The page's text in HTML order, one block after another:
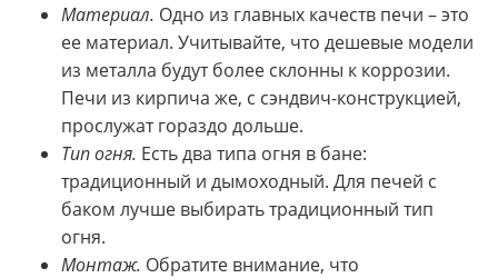
Материал. Одно из главных качеств печи – это
ее материал. Учитывайте, что дешевые модели
из металла будут более склонны к коррозии.
Печи из кирпича же, с сэндвич-конструкцией,
прослужат гораздо дольше.
Тип огня. Есть два типа огня в бане:
традиционный и дымоходный. Для печей с
баком лучше выбирать традиционный тип
огня.
Монтаж. Обратите внимание, что